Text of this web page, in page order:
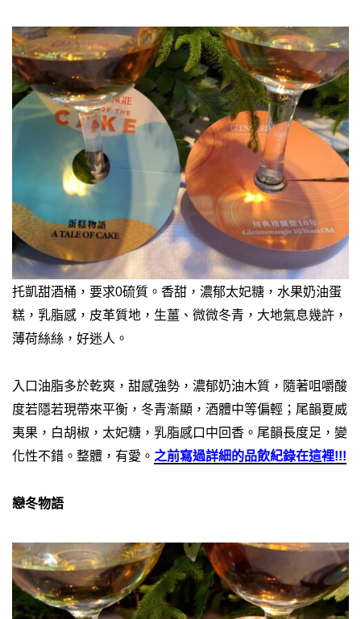
托凱甜酒桶，要求0硫質。香甜，濃郁太妃糖，水果奶油蛋
糕，乳脂感，皮革質地，生薑、微微冬青，大地氣息幾許，
薄荷絲絲，好迷人。
入口油脂多於乾爽，甜感強勢，濃郁奶油木質，隨著咀嚼酸
度若隱若現帶來平衡，冬青漸顯，酒體中等偏輕；尾韻夏威
夷果，白胡椒，太妃糖，乳脂感口中回香。尾韻長度足，變
化性不錯。整體，有愛。 之前寫過詳細的品飲紀錄在這裡!!!
戀冬物語